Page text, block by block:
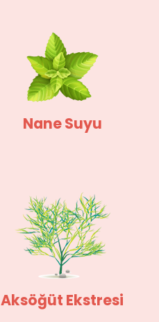
Nane Suyu
Aksöğüt Ekstresi